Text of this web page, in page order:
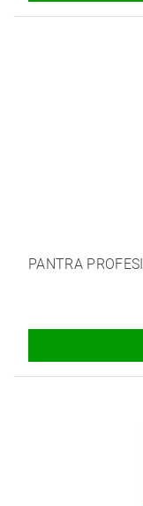
PANTRA